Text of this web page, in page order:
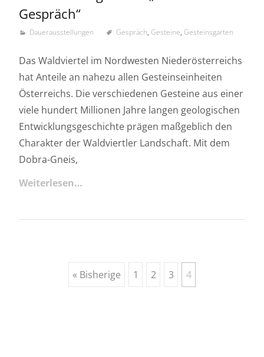
Gespräch“
Dauerausstellungen Gespräch, Gesteine, Gesteinsgarten
Das Waldviertel im Nordwesten Niederösterreichs
hat Anteile an nahezu allen Gesteinseinheiten
Österreichs. Die verschiedenen Gesteine aus einer
viele hundert Millionen Jahre langen geologischen
Entwicklungsgeschichte prägen maßgeblich den
Charakter der Waldviertler Landschaft. Mit dem
Dobra-Gneis,
Weiterlesen…
Beiträge
« Bisherige 1 2 3 4